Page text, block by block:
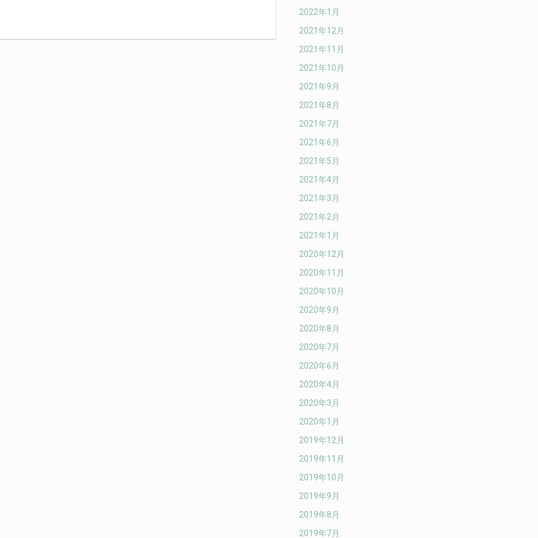
2022年1月
2021年12月
2021年11月
2021年10月
2021年9月
2021年8月
2021年7月
2021年6月
2021年5月
2021年4月
2021年3月
2021年2月
2021年1月
2020年12月
2020年11月
2020年10月
2020年9月
2020年8月
2020年7月
2020年6月
2020年4月
2020年3月
2020年1月
2019年12月
2019年11月
2019年10月
2019年9月
2019年8月
2019年7月